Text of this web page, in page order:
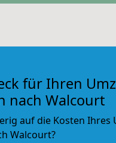
für Ihren
nach Walcourt
auf die Kosten Ihres
Walcourt?